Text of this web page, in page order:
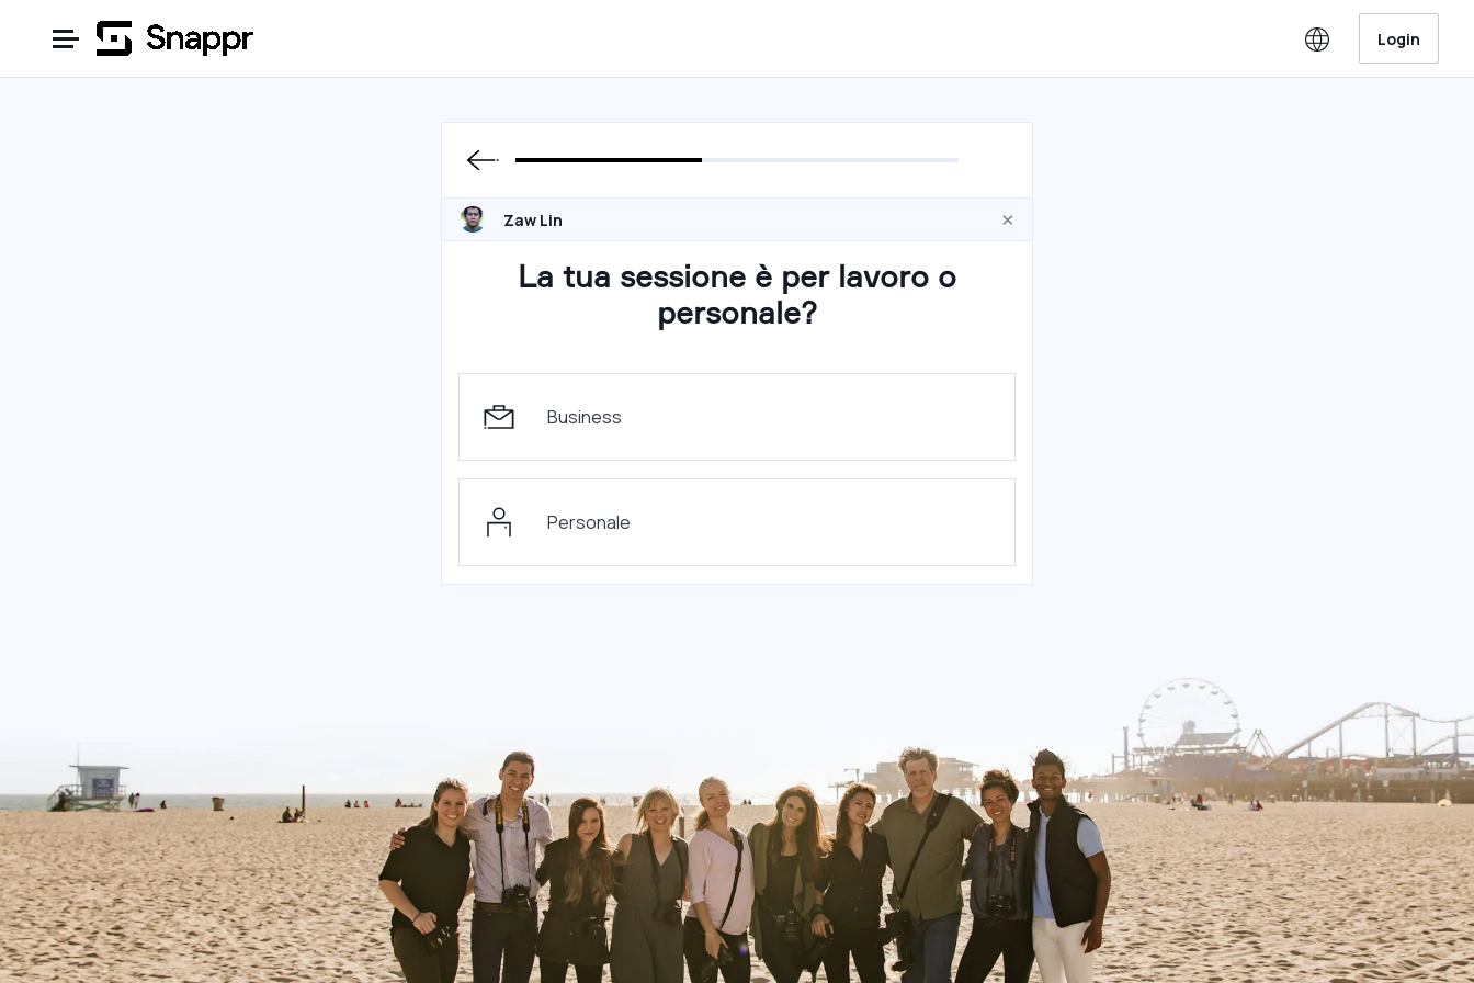
Login
Zaw Lin ×
La tua sessione è per lavoro o
personale?
Business
Personale